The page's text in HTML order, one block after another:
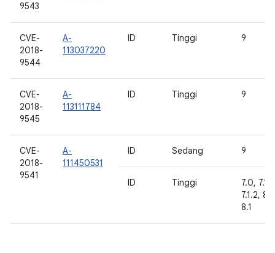
9543
CVE-
2018-
9544
A-
113037220
ID Tinggi 9
CVE-
2018-
9545
A-
113111784
ID Tinggi 9
CVE-
2018-
9541
A-
111450531
ID Sedang 9
ID Tinggi
7.0, 7.1.1,
7.1.2,
8.1